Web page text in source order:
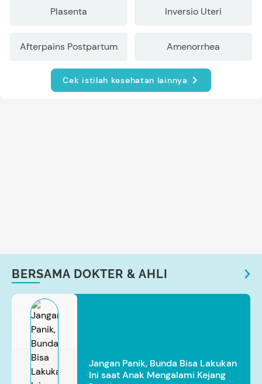
Plasenta Inversio Uteri
Afterpains Postpartum Amenorrhea
Cek istilah kesehatan lainnya
BERSAMA DOKTER & AHLI
Jangan Panik, Bunda Bisa Lakukan
Ini saat Anak Mengalami Kejang